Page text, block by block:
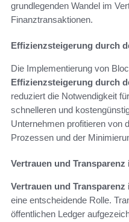
grundlegenden Wandel im
Finanztransaktionen.
Effizienzsteigerung durch
Die Implementierung von
Effizienzsteigerung durch
reduziert die Notwendigkeit
schnelleren und
Unternehmen profitieren von
Prozessen und der
Vertrauen und
Vertrauen und
eine entscheidende Rolle.
öffentlichen Ledger